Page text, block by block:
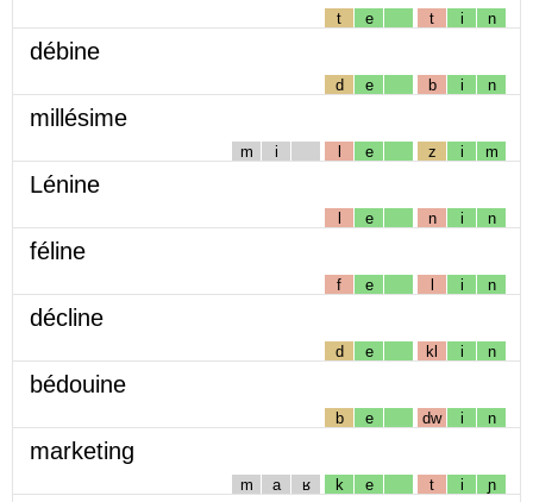
t e t i n
débine
d e b i n
millésime
m i l e z i m
Lénine
l e n i n
féline
f e l i n
décline
d e kl i n
bédouine
b e dw i n
marketing
m a ʁ k e t i ɲ